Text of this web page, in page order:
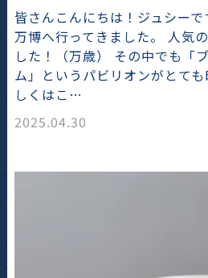
皆さんこんにちは！ジュシー
万博へ行ってきました。 人気
した！（万歳） その中でも「
ム」というパビリオンがとて
しくはこ…
2025.04.30